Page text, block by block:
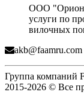
ООО
услуги по
вилочных
akb@faamru.com
Группа компаний
2015-2026 © Все